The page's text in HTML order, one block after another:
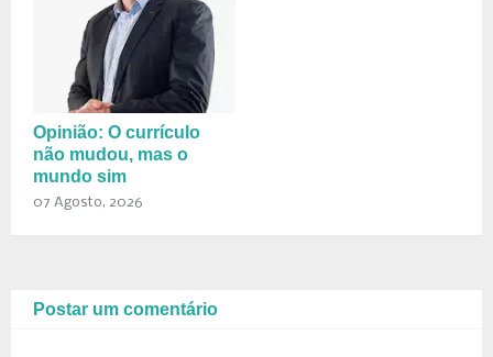
Opinião: O currículo
não mudou, mas o
mundo sim
07 Agosto, 2026
Postar um comentário